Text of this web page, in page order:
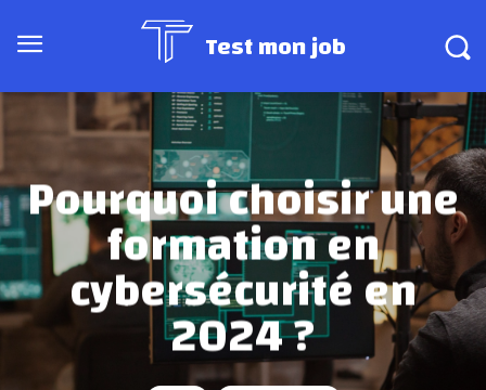
Test mon job
Pourquoi choisir une
formation en
cybersécurité en
2024 ?